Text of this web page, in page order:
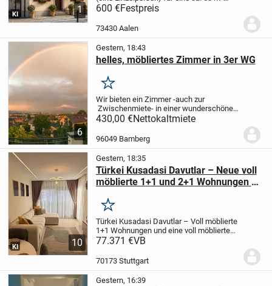
1
KI
große, voll möblierte 2-Zimmer-
Dachgeschosswohnung in bester Lage
der Aalen-City.
600 €Festpreis
73430 Aalen
6
Gestern, 18:43
helles, möbliertes Zimmer in 3er WG
Merken
Wir bieten ein Zimmer -auch zur
Zwischenmiete- in einer wunderschönen
Wohnung eines 2-stöckigen Hauses. Die
Zimmer, mit einem ca. 60m2 Wohn-&
Essbereich (voll...
430,00 €Nettokaltmiete
96049 Bamberg
10
KI
Gestern, 18:35
Türkei Kusadasi Davutlar – Neue voll
möblierte 1+1 und 2+1 Wohnungen zu
Merken
Türkei Kusadasi Davutlar – Voll möblierte
1+1 Wohnungen und eine voll möblierte
2+1 WohnungUnsere Wohnungen sind
der Nähe von Supermärkten, dem
Gesundheitszent...
77.371 €VB
70173 Stuttgart
Gestern, 16:39